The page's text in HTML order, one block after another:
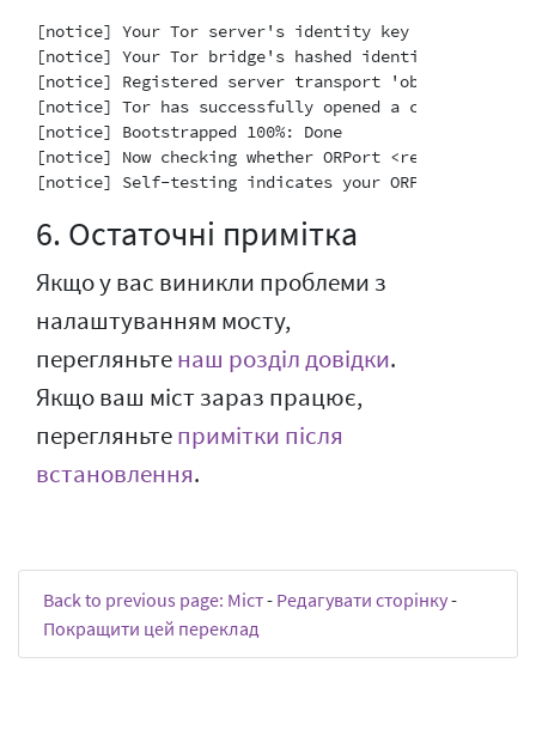
[notice] Your Tor server's identity key fingerprint is
[notice] Your Tor bridge's hashed identity key
[notice] Registered server transport 'obfs4' at
[notice] Tor has successfully opened a circuit.
[notice] Bootstrapped 100%: Done
[notice] Now checking whether ORPort
6. Остаточні примітка
Якщо у вас виникли проблеми з
налаштуванням мосту,
перегляньтенаш розділ довідки.
Якщо ваш міст зараз працює,
перегляньтепримітки після
встановлення.
Back to previous page: Міст- Редагувати сторінку-
Покращити цей переклад